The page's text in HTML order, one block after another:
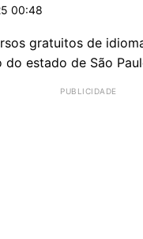
00:48
gratuitos de
estado de São